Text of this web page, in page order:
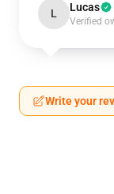
L Lucas
Verified
Write your